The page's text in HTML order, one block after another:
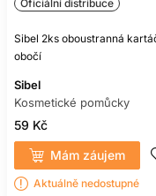
Oficiální distribuce
Sibel 2ks oboustranná
obočí
Sibel
Kosmetické pomůcky
59 Kč
Mám záujem
Aktuálně nedostupné